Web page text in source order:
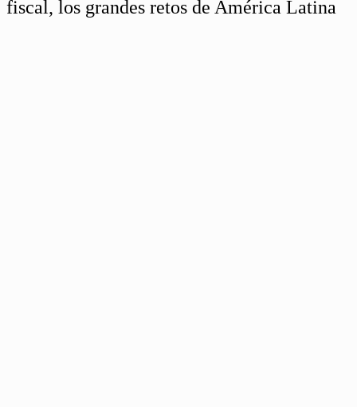
fiscal, los grandes retos de América Latina